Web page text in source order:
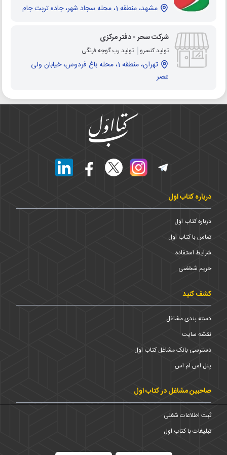
مشهد، منطقه 1، محله سجاد شهر، جاده تربت جام
شرکت سحر - دفتر مرکزی
تولید کنسرو تولید رب گوجه فرنگی
تهران، منطقه 1، محله باغ فردوس، خیابان ولی
عصر
درباره کتاب اول
درباره کتاب اول
تماس با کتاب اول
شرایط استفاده
حریم شخضی
کشف کنید
دسته بندی مشاغل
نقشه سایت
دسترسی بانک مشاغل کتاب اول
پنل اس ام اس
صاحبین مشاغل در کتاب اول
ثبت اطلاعات شغلی
تبلیغات با کتاب اول